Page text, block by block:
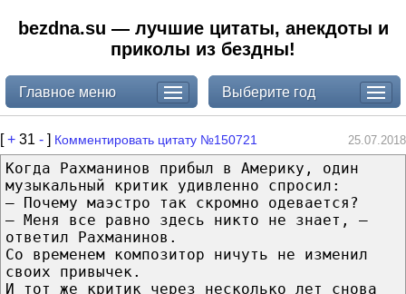
bezdna.su — лучшие цитаты, анекдоты и
приколы из бездны!
Главное меню Выберите год
[+ 31 - ] Комментировать цитату №150721 25.07.2018
Когда Рахманинов прибыл в Америку, один
музыкальный критик удивленно спросил:
— Почему маэстро так скромно одевается?
— Меня все равно здесь никто не знает, —
ответил Рахманинов.
Со временем композитор ничуть не изменил
своих привычек.
И тот же критик через несколько лет снова